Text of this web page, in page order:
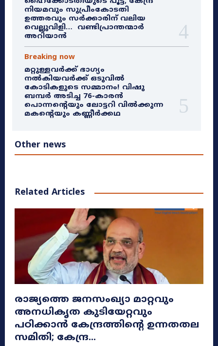
നിയമവും സുപ്രീംകോടതി
ഉത്തരവും സർക്കാരിന് വലിയ
വെല്ലുവിളി… വണ്ടിപ്രാന്തന്മാർ
അറിയാൻ
Breaking now
മറ്റുള്ളവർക്ക് ഭാഗ്യം
നൽകിയവർക്ക് ഒടുവിൽ
കോടികളുടെ സമ്മാനം! വിഷു
ബമ്പർ അടിച്ച 76-കാരൻ
പൊന്നന്റെയും ലോട്ടറി വിൽക്കുന്ന
മകന്റെയും കണ്ണീർക്കഥ
Other news
Related Articles
രാജ്യത്തെ ജനസംഖ്യാ മാറ്റവും
അനധികൃത കുടിയേറ്റവും
പഠിക്കാൻ കേന്ദ്രത്തിന്റെ ഉന്നതതല
സമിതി; കേന്ദ്ര...